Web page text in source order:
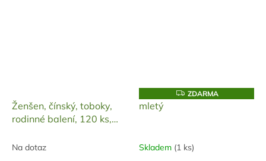
Ženšen, čínský, toboky,
rodinné balení, 120 ks,
Na dotaz
Z
D
ZDARMA
mletý
Skladem (1 ks)